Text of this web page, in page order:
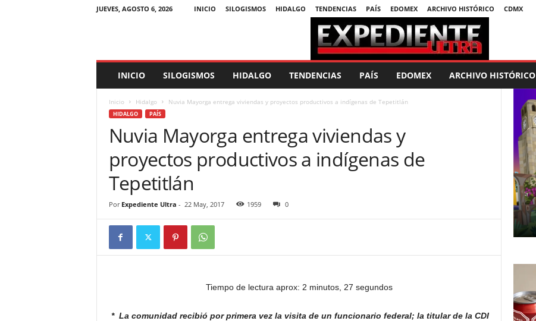
JUEVES, AGOSTO 6, 2026 INICIO SILOGISMOS HIDALGO TENDENCIAS PAÍS EDOMEX ARCHIVO HISTÓRICO CDMX
p
INICIO SILOGISMOS HIDALGO TENDENCIAS PAÍS EDOMEX ARCHIVO HISTÓRICO
Inicio Hidalgo Nuvia Mayorga entrega viviendas y proyectos productivos a indígenas de Tepetitlán
HIDALGO PAÍS
Nuvia Mayorga entrega viviendas y
proyectos productivos a indígenas de
Tepetitlán
Por Expediente Ultra - 22 May, 2017 1959 0
Tiempo de lectura aprox: 2 minutos, 27 segundos
* La comunidad recibió por primera vez la visita de un funcionario federal; la titular de la CDI